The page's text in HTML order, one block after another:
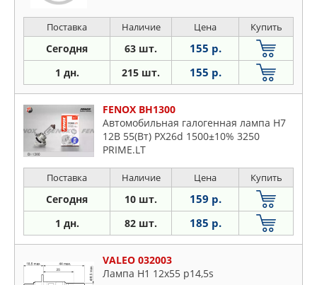
Поставка Наличие Цена Купить
Сегодня 63 шт. 155 р.
1 дн. 215 шт. 155 р.
FENOX BH1300
Автомобильная галогенная лампа Н7
12В 55(Вт) PX26d 1500±10% 3250
PRIME.LT
Поставка Наличие Цена Купить
Сегодня 10 шт. 159 р.
1 дн. 82 шт. 185 р.
VALEO 032003
Лампа Н1 12х55 р14,5s